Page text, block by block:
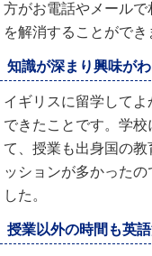
方がお電話やメール
を解消することができ
知識が深まり興味がわ
イギリスに留学して
できたことです。学
て、授業も出身国の
ッションが多かった
した。
授業以外の時間も英語